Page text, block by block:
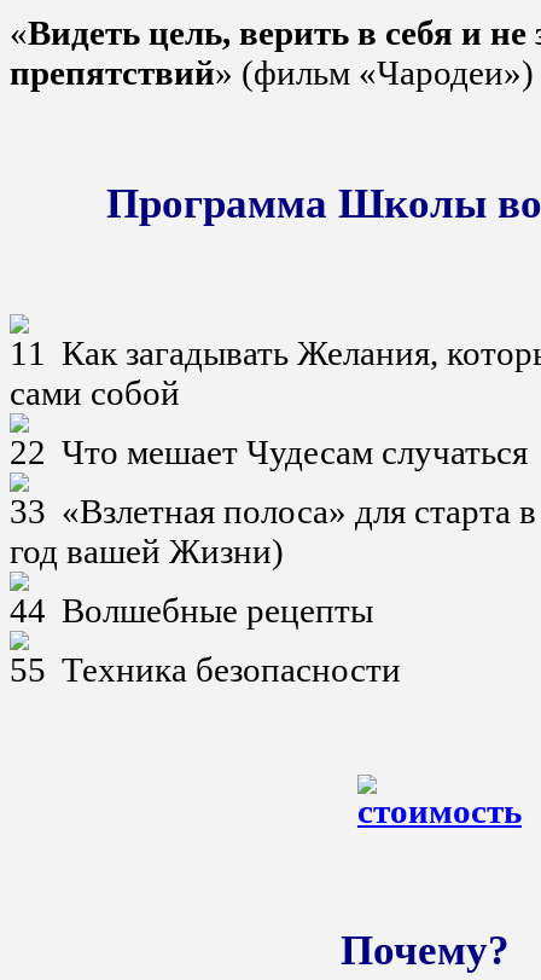
«Видеть цель, верить в себя и не
препятствий» (фильм «Чародеи»)
Программа Школы
Как загадывать Желания,
сами собой
Что мешает Чудесам случаться
«Взлетная полоса» для старта
год вашей Жизни)
Волшебные рецепты
Техника безопасности
Почему?